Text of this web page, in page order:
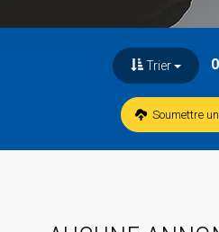
Trier
Soumettre